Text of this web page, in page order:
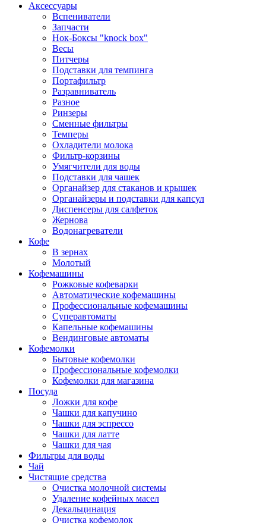
Аксессуары
Вспениватели
Запчасти
Нок-Боксы "knock box"
Весы
Питчеры
Подставки для темпинга
Портафильтр
Разравниватель
Разное
Ринзеры
Сменные фильтры
Темперы
Охладители молока
Фильтр-корзины
Умягчители для воды
Подставки для чашек
Органайзер для стаканов и крышек
Органайзеры и подставки для капсул
Диспенсеры для салфеток
Жернова
Водонагреватели
Кофе
В зернах
Молотый
Кофемашины
Рожковые кофеварки
Автоматические кофемашины
Профессиональные кофемашины
Суперавтоматы
Капельные кофемашины
Вендинговые автоматы
Кофемолки
Бытовые кофемолки
Профессиональные кофемолки
Кофемолки для магазина
Посуда
Ложки для кофе
Чашки для капучино
Чашки для эспрессо
Чашки для латте
Чашки для чая
Фильтры для воды
Чай
Чистящие средства
Очистка молочной системы
Удаление кофейных масел
Декальцинация
Очистка кофемолок